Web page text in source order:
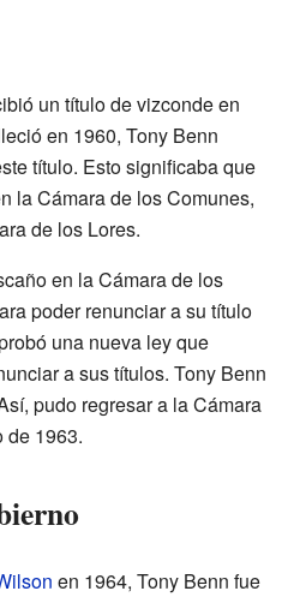
un título de vizconde en
en 1960, Tony Benn
título. Esto significaba que
la Cámara de los Comunes,
de los Lores.
en la Cámara de los
poder renunciar a su título
una nueva ley que
a sus títulos. Tony Benn
pudo regresar a la Cámara
de 1963.
en 1964, Tony Benn fue